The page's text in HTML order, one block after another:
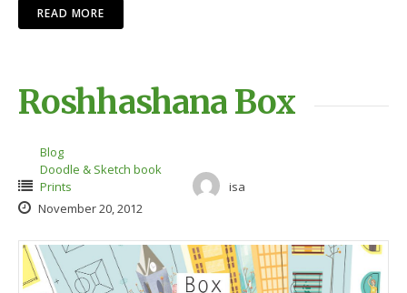
READ MORE
Roshhashana Box
Blog
Doodle & Sketch book
Prints
isa
November 20, 2012